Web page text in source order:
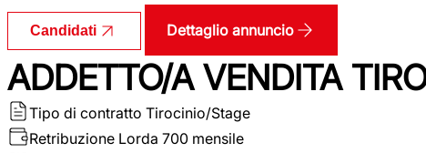
Candidati Dettaglio annuncio
ADDETTO/A VENDITA
Tipo di contratto Tirocinio/Stage
Retribuzione Lorda 700 mensile